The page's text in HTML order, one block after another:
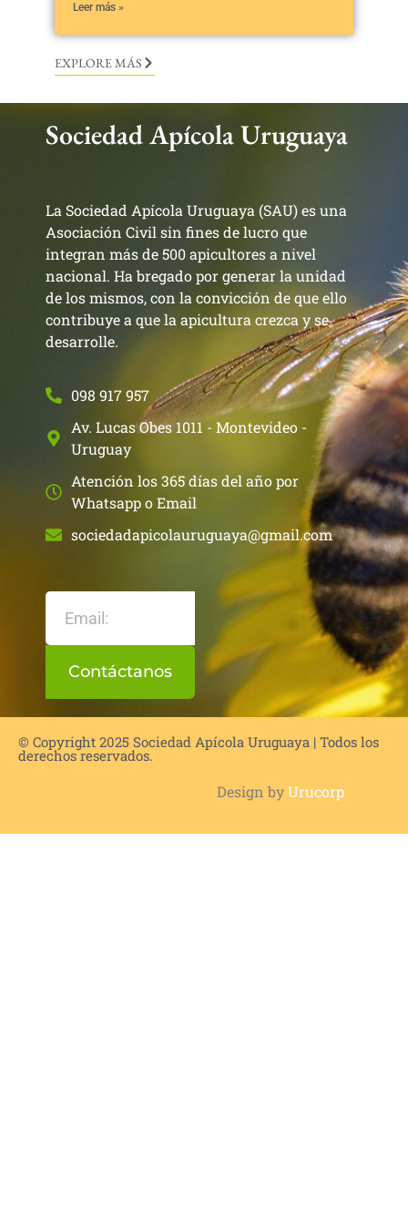
Leer más »
EXPLORE MÁS
Sociedad Apícola Uruguaya
La Sociedad Apícola Uruguaya (SAU) es una
Asociación Civil sin fines de lucro que
integran más de 500 apicultores a nivel
nacional. Ha bregado por generar la unidad
de los mismos, con la convicción de que ello
contribuye a que la apicultura crezca y se
desarrolle.
098 917 957
Av. Lucas Obes 1011 - Montevideo -
Uruguay
Atención los 365 días del año por
Whatsapp o Email
sociedadapicolauruguaya@gmail.com
Contáctanos
© Copyright 2025 Sociedad Apícola Uruguaya | Todos los
derechos reservados.
Design byUrucorp